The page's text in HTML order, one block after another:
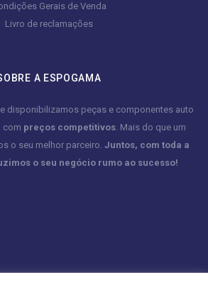
Gerais de Venda
Livro de reclamações
A ESPOGAMA
disponibilizamos peças e componentes auto
com preços competitivos. Mais do que um
o seu melhor parceiro. Juntos, com toda a
o seu negócio rumo ao sucesso!